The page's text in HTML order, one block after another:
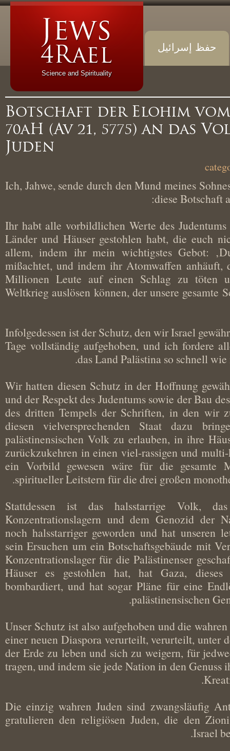
Science and Spirituality
حفظ إسرائيل
Botschaft der Elohim
70aH (Av 21, 5775) an das
Juden
Ich, Jahwe, sende durch den Mund meines
diese
„Ihr habt alle vorbildlichen Werte des
Länder und Häuser gestohlen habt, die
allem, indem ihr mein wichtigstes Gebot:
mißachtet, und indem ihr Atomwaffen
Millionen Leute auf einen Schlag zu
Weltkrieg auslösen können, der unsere
Infolgedessen ist der Schutz, den wir Israel
Tage vollständig aufgehoben, und ich
das Land Palästina so schnell
Wir hatten diesen Schutz in der Hoffnung
und der Respekt des Judentums sowie der Bau
des dritten Tempels der Schriften, in den
diesen vielversprechenden Staat dazu
palästinensischen Volk zu erlauben, in ihre
zurückzukehren in einen viel-rassigen und
ein Vorbild gewesen wäre für die
spiritueller Leitstern für die drei großen
Stattdessen ist das halsstarrige Volk,
Konzentrationslagern und dem Genozid
noch halsstarriger geworden und hat
sein Ersuchen um ein Botschaftsgebäude mit
Konzentrationslager für die Palästinenser
Häuser es gestohlen hat, hat Gaza,
bombardiert, und hat sogar Pläne für eine
palästinensischen
Unser Schutz ist also aufgehoben und die
einer neuen Diaspora verurteilt, verurteilt,
der Erde zu leben und sich zu weigern, für
tragen, und indem sie jede Nation in den
Die einzig wahren Juden sind zwangsläufig
gratulieren den religiösen Juden, die den
Israel